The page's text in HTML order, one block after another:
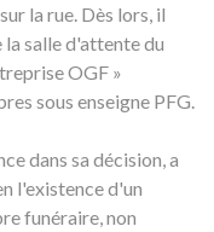
la rue. Dès lors, il
salle d'attente du
OGF »
sous enseigne PFG.
dans sa décision, a
l'existence d'un
funéraire, non